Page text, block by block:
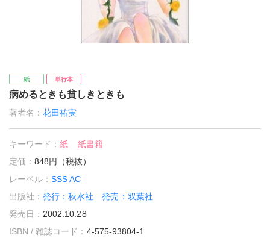
紙 単行本
病めるときも貧しきときも
著者名：花田祐実
キーワード：紙
紙書籍
定価：848円（税抜）
レーベル：SSS AC
出版社：発行：秋水社 発売：双葉社
発売日： 2002.10.28
ISBN / 雑誌コード： 4-575-93804-1